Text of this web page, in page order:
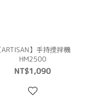
ARTISAN】手持攪拌機
HM2500
NT$1,090